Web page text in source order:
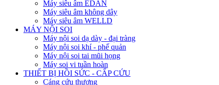
Máy siêu âm EDAN
Máy siêu âm không dây
Máy siêu âm WELLD
MÁY NỘI SOI
Máy nội soi dạ dày - đại tràng
Máy nội soi khí - phế quản
Máy nội soi tai mũi họng
Máy soi vi tuần hoàn
THIẾT BỊ HỒI SỨC - CẤP CỨU
Cáng cứu thương